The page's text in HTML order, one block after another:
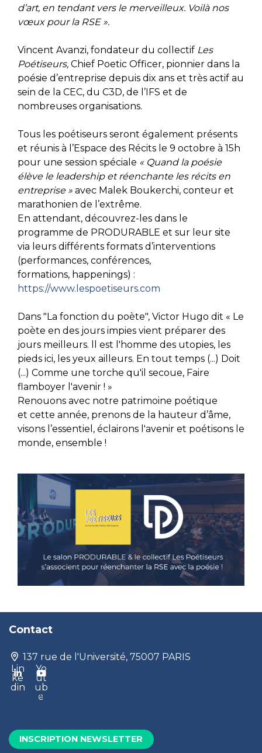
d’art, en tendant vers le merveilleux. Voilà nos
vœux pour la RSE ».
Vincent Avanzi, fondateur du collectif Les
Poétiseurs, Chief Poetic Officer, pionnier dans la
poésie d’entreprise depuis dix ans et très actif au
sein de la CEC, du C3D, de l’IFS et de
nombreuses organisations.
Tous les poétiseurs seront également présents
et réunis à l’Espace des Récits le 9 octobre à 15h
pour une session spéciale « Quand la poésie
élève le leadership et réenchante les récits en
entreprise » avec Malek Boukerchi, conteur et
marathonien de l’extrême.
En attendant, découvrez-les dans le
programme de PRODURABLE et sur leur site
via leurs différents formats d’interventions
(performances, conférences,
formations, happenings) :
https://www.lespoetiseurs.com
Dans "La fonction du poète", Victor Hugo dit « Le
poète en des jours impies vient préparer des
jours meilleurs. ll est l'homme des utopies, les
pieds ici, les yeux ailleurs. En tout temps (...) Doit
(...) Comme une torche qu'il secoue, Faire
flamboyer l'avenir ! »
Renouons avec notre patrimoine poétique
et cette année, prenons de la hauteur d’âme,
visons l’essentiel, éclairons l'avenir et poétisons le
monde, ensemble !
Contact
137 rue de l'Université, 75007 PARIS
Lin
ke
din
Yo
ut
ub
e
Mentions légales
INSCRIPTION NEWSLETTER